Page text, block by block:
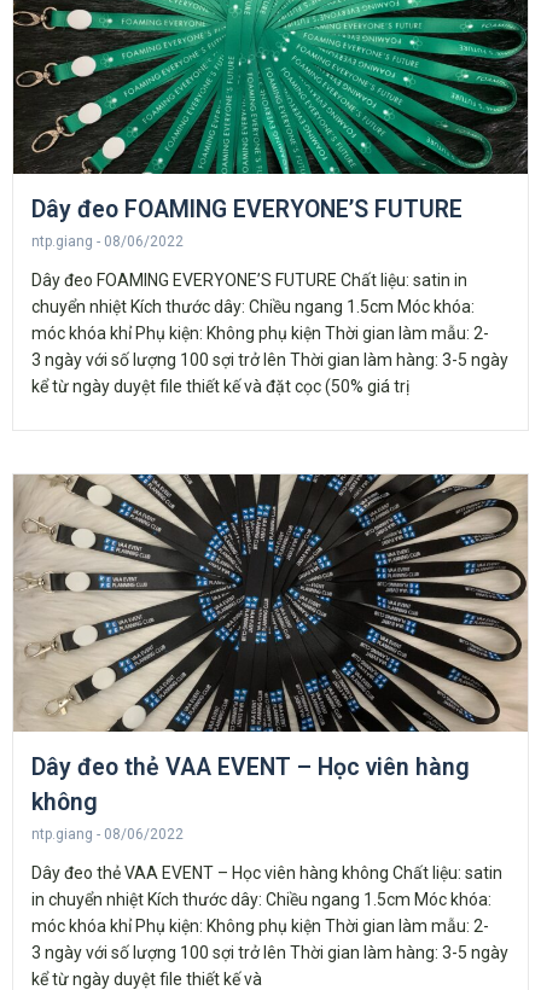
Dây đeo FOAMING EVERYONE’S FUTURE
ntp.giang 08/06/2022
Dây đeo FOAMING EVERYONE’S FUTURE Chất liệu: satin in
chuyển nhiệt Kích thước dây: Chiều ngang 1.5cm Móc khóa:
móc khóa khỉ Phụ kiện: Không phụ kiện Thời gian làm mẫu: 2-
3 ngày với số lượng 100 sợi trở lên Thời gian làm hàng: 3-5 ngày
kể từ ngày duyệt file thiết kế và đặt cọc (50% giá trị
Dây đeo thẻ VAA EVENT – Học viên hàng
không
ntp.giang 08/06/2022
Dây đeo thẻ VAA EVENT – Học viên hàng không Chất liệu: satin
in chuyển nhiệt Kích thước dây: Chiều ngang 1.5cm Móc khóa:
móc khóa khỉ Phụ kiện: Không phụ kiện Thời gian làm mẫu: 2-
3 ngày với số lượng 100 sợi trở lên Thời gian làm hàng: 3-5 ngày
kể từ ngày duyệt file thiết kế và